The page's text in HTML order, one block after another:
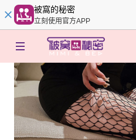
被窩的秘密
立刻使用官方APP